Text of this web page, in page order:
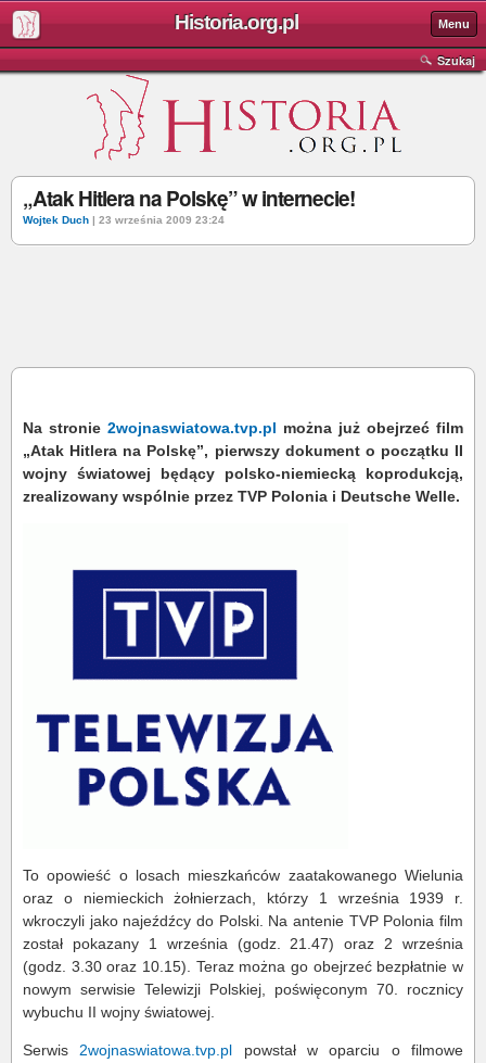
Historia.org.pl Menu
Szukaj
„Atak Hitlera na Polskę” w internecie!
Wojtek Duch | 23 września 2009 23:24
Na stronie 2wojnaswiatowa.tvp.pl można już obejrzeć film
„Atak Hitlera na Polskę”, pierwszy dokument o początku II
wojny światowej będący polsko-niemiecką koprodukcją,
zrealizowany wspólnie przez TVP Polonia i Deutsche Welle.
To opowieść o losach mieszkańców zaatakowanego Wielunia
oraz o niemieckich żołnierzach, którzy 1 września 1939 r.
wkroczyli jako najeźdźcy do Polski. Na antenie TVP Polonia film
został pokazany 1 września (godz. 21.47) oraz 2 września
(godz. 3.30 oraz 10.15). Teraz można go obejrzeć bezpłatnie w
nowym serwisie Telewizji Polskiej, poświęconym 70. rocznicy
wybuchu II wojny światowej.
Serwis 2wojnaswiatowa.tvp.pl powstał w oparciu o filmowe